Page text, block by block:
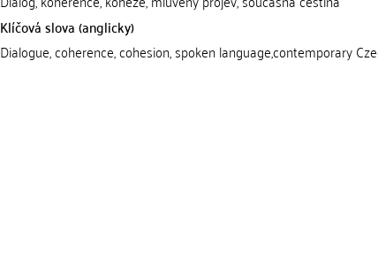
Klíčová slova (anglicky)
Dialogue, coherence, cohesion, spoken language,contemporary